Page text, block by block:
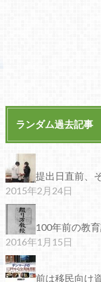
ランダム過去記事
提出日直前、
2015年2月24日
100年前の教
2016年1月15日
前は移民向け